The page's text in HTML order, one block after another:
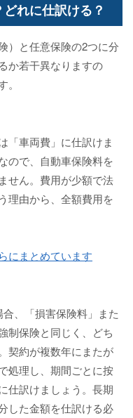
れに仕訳ける？
）と任意保険の2つに分
か若干異なりますの
「車両費」に仕訳けま
ので、自動車保険料を
せん。費用が少額で法
理由から、全額費用を
にまとめています
、「損害保険料」また
制保険と同じく、どち
契約が複数年にまたが
処理し、期間ごとに按
仕訳けましょう。長期
した金額を仕訳ける必